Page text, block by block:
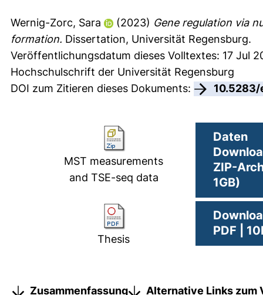
Wernig-Zorc, Sara (2023) Gene regulation via
formation. Dissertation, Universität Regensburg.
Veröffentlichungsdatum dieses Volltextes: 17 Jul
Hochschulschrift der Universität Regensburg
DOI zum Zitieren dieses Dokuments:
MST measurements
and TSE-seq data
Daten
ZIP-
1GB)
Thesis
PDF |
Zusammenfassung
Alternative Links zum